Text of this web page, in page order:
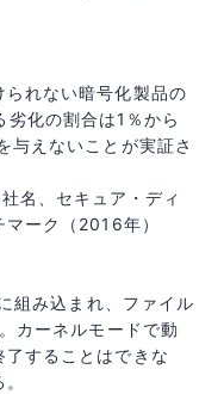
れない暗号化製品の
化の割合は1％から
与えないことが実証さ
名、セキュア・ディ
ーク（2016年）
組み込まれ、ファイル
カーネルモードで動
することはできな